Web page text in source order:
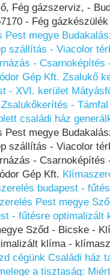
Fég gázszerviz, -
- Fég
megye
szállítás - Viacolor
- Csarnoképítés
Gép Kft. Zsalukő
- XVI. kerület
-
családi ház
megye
szállítás - Viacolor
- Csarnoképítés
Gép Kft.
budapest -
Pest megye
- fűtésre optimalizált
Sződ - Bicske -
klíma -
cégünk Családi ház
a tisztaság: